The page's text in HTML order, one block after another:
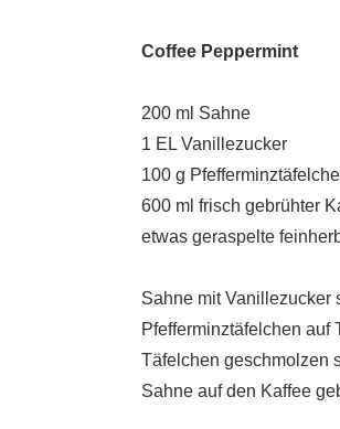
Coffee Peppermint
200 ml Sahne
1 EL Vanillezucker
100 g
600 ml frisch gebrühter
etwas geraspelte
Sahne mit Vanillezucker
Pfefferminztäfelchen
Täfelchen geschmolzen
Sahne auf den Kaffee